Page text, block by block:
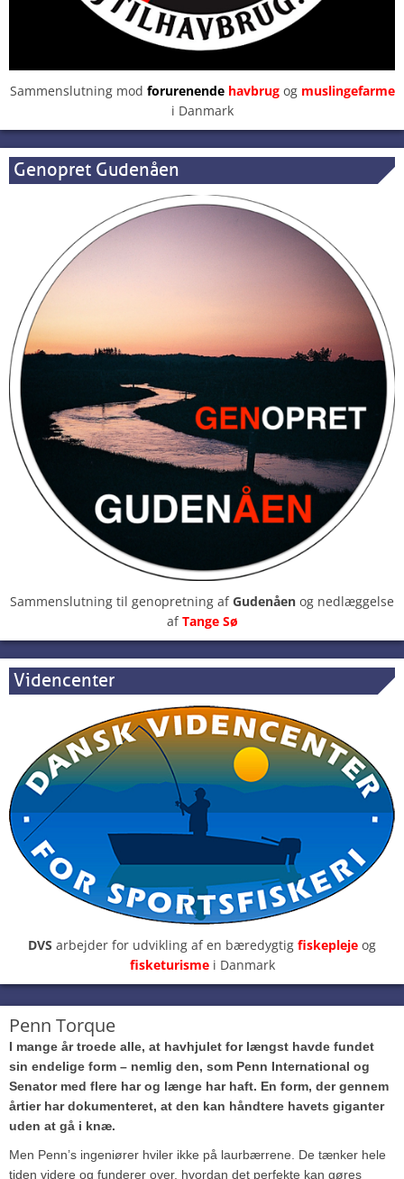
Sammenslutning mod forurenendehavbrugog muslingefarme
i Danmark
Genopret Gudenåen
Sammenslutning til genopretning afGudenåen og nedlæggelse
afTange Sø
Videncenter
DVS arbejder for udvikling af en bæredygtig fiskepleje og
fisketurisme i Danmark
Penn Torque
I mange år troede alle, at havhjulet for længst havde fundet
sin endelige form – nemlig den, som Penn International og
Senator med flere har og længe har haft. En form, der gennem
årtier har dokumenteret, at den kan håndtere havets giganter
uden at gå i knæ.
Men Penn’s ingeniører hviler ikke på laurbærrene. De tænker hele
tiden videre og funderer over, hvordan det perfekte kan gøres